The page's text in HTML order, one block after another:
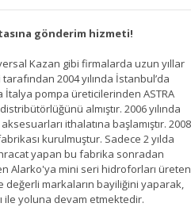
gönderim hizmeti!
Kazan gibi firmalarda uzun yıllar
2004 yılında İstanbul’da
İtalya pompa üreticilerinden ASTRA
almıştır. 2006 yılında
ithalatına başlamıştır. 2008
kurulmuştur. Sadece 2 yılda
yapan bu fabrika sonradan
Alarko'ya mini seri hidroforları üreten
değerli markaların bayiliğini yaparak,
ile yoluna devam etmektedir.